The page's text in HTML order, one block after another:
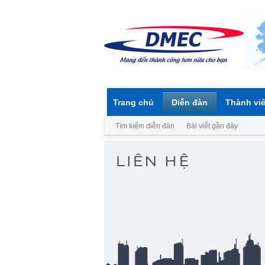
Trang chủ Diễn đàn
Tìm kiếm diễn đàn Bài viết gần đây
Thành